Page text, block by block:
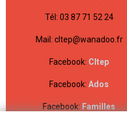
Tél: 03 87 71 52 24
Mail: cltep@wanadoo.fr
Facebook: Cltep
Facebook:Ados
Facebook:Familles